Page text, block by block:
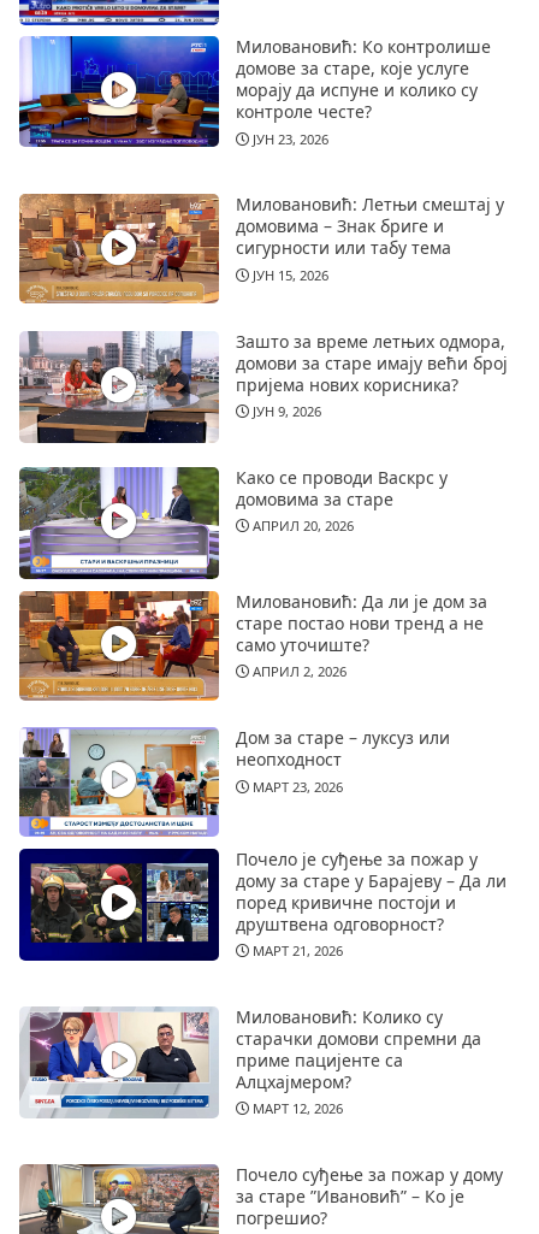
Миловановић: Ко контролише
домове за старе, које услуге
морају да испуне и колико су
контроле честе?
ЈУН 23, 2026
Миловановић: Летњи смештај у
домовима – Знак бриге и
сигурности или табу тема
ЈУН 15, 2026
Зашто за време летњих одмора,
домови за старе имају већи број
пријема нових корисника?
ЈУН 9, 2026
Како се проводи Васкрс у
домовима за старе
АПРИЛ 20, 2026
Миловановић: Да ли је дом за
старе постао нови тренд а не
само уточиште?
АПРИЛ 2, 2026
Дом за старе – луксуз или
неопходност
МАРТ 23, 2026
Почело је суђење за пожар у
дому за старе у Барајеву – Да ли
поред кривичне постоји и
друштвена одговорност?
МАРТ 21, 2026
Миловановић: Колико су
старачки домови спремни да
приме пацијенте са
Алцхајмером?
МАРТ 12, 2026
Почело суђење за пожар у дому
за старе ”Ивановић” – Ко је
погрешио?